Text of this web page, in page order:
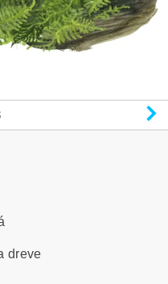
dreve